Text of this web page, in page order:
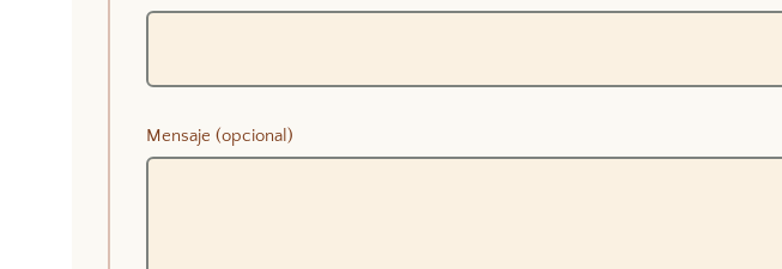
Mensaje (opcional)